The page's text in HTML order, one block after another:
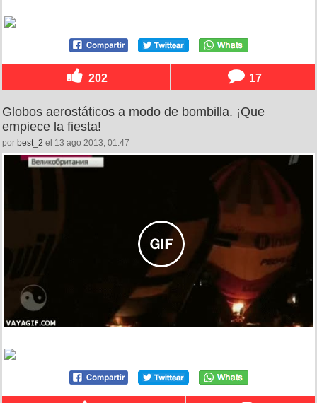
202 17
Globos aerostáticos a modo de bombilla. ¡Que
empiece la fiesta!
por best_2 el 13 ago 2013, 01:47